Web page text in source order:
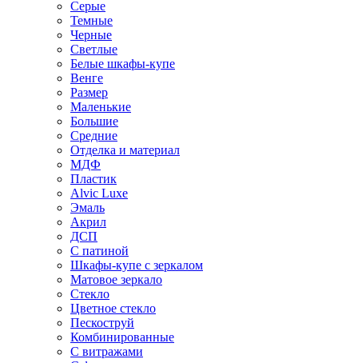
Серые
Темные
Черные
Светлые
Белые шкафы-купе
Венге
Размер
Маленькие
Большие
Средние
Отделка и материал
МДФ
Пластик
Alvic Luxe
Эмаль
Акрил
ДСП
С патиной
Шкафы-купе с зеркалом
Матовое зеркало
Стекло
Цветное стекло
Пескоструй
Комбинированные
С витражами